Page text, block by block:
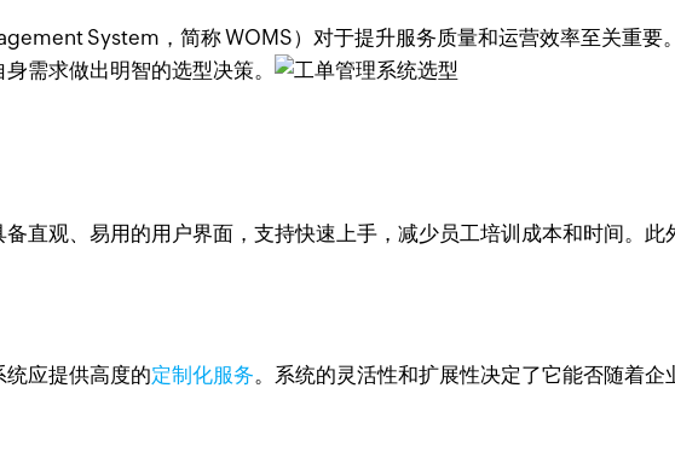
System，简称 WOMS）对于提升服务质量和运营效率至关重
需求做出明智的选型决策。
直观、易用的用户界面，支持快速上手，减少员工培训成本和时间。
应提供高度的定制化服务。系统的灵活性和扩展性决定了它能否随着企